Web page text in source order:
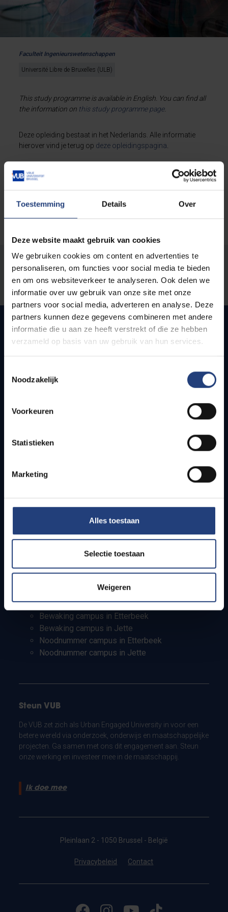
Toestemming Details Over
Deze website maakt gebruik van cookies
We gebruiken cookies om content en advertenties te
personaliseren, om functies voor social media te bieden
en om ons websiteverkeer te analyseren. Ook delen we
informatie over uw gebruik van onze site met onze
partners voor social media, adverteren en analyse. Deze
partners kunnen deze gegevens combineren met andere
informatie die u aan ze heeft verstrekt of die ze hebben
verzameld op basis van uw gebruik van hun services.
Noodzakelijk
Voorkeuren
Statistieken
Marketing
Alles toestaan
Selectie toestaan
Weigeren
Faculteit Ingenieurswetenschappen
Université Libre de Bruxelles (ULB)
This study programme is available in English. You can find all
the information on this study programme page.
Deze opleiding bestaat in het Nederlands. Alle informatie
hierover vind je terug op deze opleidingspagina
Stond er een fout op deze pagina?
Laat het ons weten
Snel naar
Jobs
Bereikbaarheid
Studenten
PhD-studenten
Leerkrachten en secundaire scholen
Werkstudenten
Bewaking en noodnummers
Bewaking campus in Etterbeek
Bewaking campus in Jette
Noodnummer campus in Etterbeek
Noodnummer campus in Jette
Steun VUB
De VUB zet zich als Urban Engaged University in voor een
betere wereld via onderzoek, onderwijs en maatschappelijke
projecten. Ga samen met ons dit engagement aan. Steun
onze werking en investeer mee in de maatschappij.
Ik doe mee
Pleinlaan 2 - 1050 Brussel - België
Privacybeleid Contact